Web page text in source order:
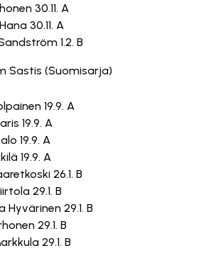
30.11. A
30.11. A
1.2. B
Sastis (Suomisarja)
19.9. A
19.9. A
19.9. A
19.9. A
26.1. B
29.1. B
Hyvärinen 29.1. B
29.1. B
29.1. B